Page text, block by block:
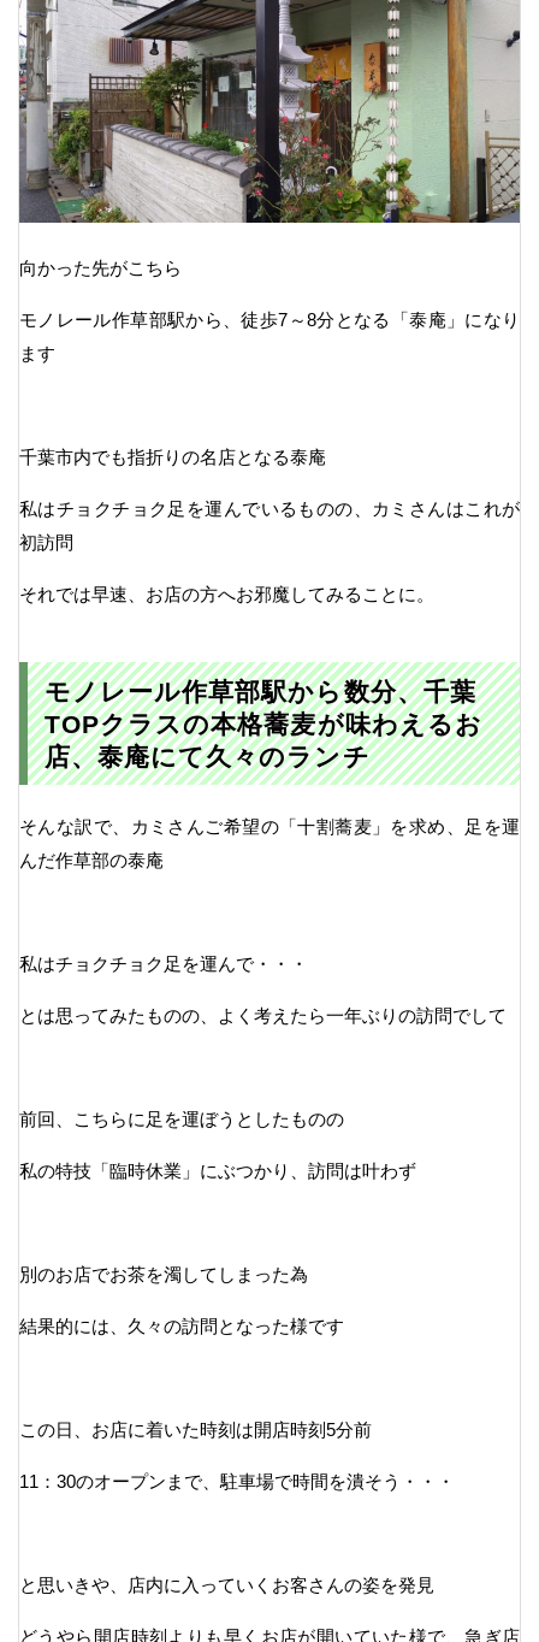
向かった先がこちら
モノレール作草部駅から、徒歩7～8分となる「泰庵」になり
ます
千葉市内でも指折りの名店となる泰庵
私はチョクチョク足を運んでいるものの、カミさんはこれが
初訪問
それでは早速、お店の方へお邪魔してみることに。
モノレール作草部駅から数分、千葉
TOPクラスの本格蕎麦が味わえるお
店、泰庵にて久々のランチ
そんな訳で、カミさんご希望の「十割蕎麦」を求め、足を運
んだ作草部の泰庵
私はチョクチョク足を運んで・・・
とは思ってみたものの、よく考えたら一年ぶりの訪問でして
前回、こちらに足を運ぼうとしたものの
私の特技「臨時休業」にぶつかり、訪問は叶わず
別のお店でお茶を濁してしまった為
結果的には、久々の訪問となった様です
この日、お店に着いた時刻は開店時刻5分前
11：30のオープンまで、駐車場で時間を潰そう・・・
と思いきや、店内に入っていくお客さんの姿を発見
どうやら開店時刻よりも早くお店が開いていた様で、急ぎ店